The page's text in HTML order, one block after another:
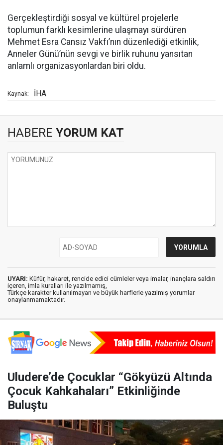
Gerçekleştirdiği sosyal ve kültürel projelerle
toplumun farklı kesimlerine ulaşmayı sürdüren
Mehmet Esra Cansız Vakfı’nın düzenlediği etkinlik,
Anneler Günü’nün sevgi ve birlik ruhunu yansıtan
anlamlı organizasyonlardan biri oldu.
Kaynak: İHA
HABERE YORUM KAT
UYARI: Küfür, hakaret, rencide edici cümleler veya imalar, inançlara saldırı
içeren, imla kuralları ile yazılmamış,
Türkçe karakter kullanılmayan ve büyük harflerle yazılmış yorumlar
onaylanmamaktadır.
Uludere’de Çocuklar “Gökyüzü Altında
Çocuk Kahkahaları” Etkinliğinde
Buluştu